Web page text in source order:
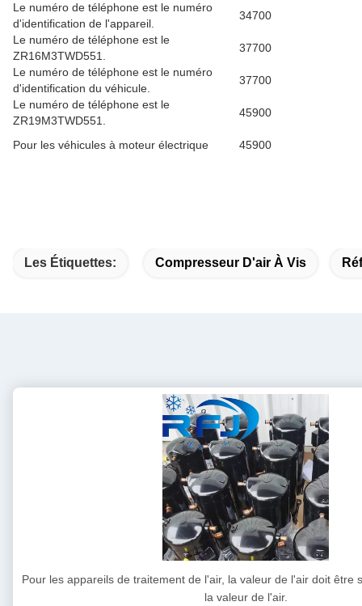
Le numéro de téléphone est le numéro
d'identification de l'appareil.
34700
Le numéro de téléphone est le
ZR16M3TWD551.
37700
Le numéro de téléphone est le numéro
d'identification du véhicule.
37700
Le numéro de téléphone est le
ZR19M3TWD551.
45900
Pour les véhicules à moteur électrique 45900
Les Étiquettes: Compresseur D'air À Vis
Pour les appareils de traitement de l'air, la valeur de l'air doit être
la valeur de l'air.